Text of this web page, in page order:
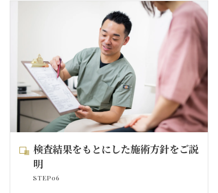
検査結果をもとにした施術方針をご説
明
STEP06